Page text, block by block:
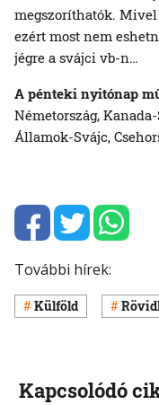
megszoríthatók.
ezért most nem
jégre a svájci vb-n…
A pénteki nyitónap
Németország,
Államok-Svájc,
További hírek:
Külföld
Kapcsolódó